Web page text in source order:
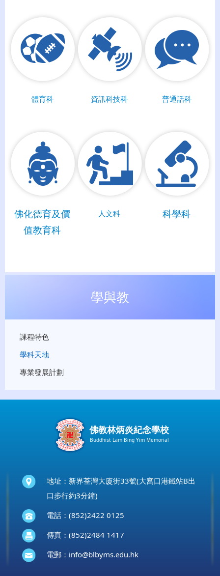
體育科 資訊科技科 普通話科
佛化德育及價
值教育科
人文科 科學科
學與教
課程特色
學科天地
專業發展計劃
佛教林炳炎紀念學校
Buddhist Lam Bing Yim Memorial
地址：新界荃灣大廈街33號(大窩口港鐵站B出
口步行約3分鐘)
電話：(852)2422 0125
傳真：(852)2484 1417
電郵： info@blbyms.edu.hk